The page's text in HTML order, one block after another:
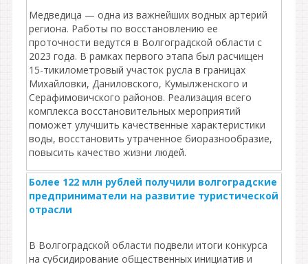
Медведица — одна из важнейших водных артерий
региона. Работы по восстановлению ее
проточности ведутся в Волгоградской области с
2023 года. В рамках первого этапа был расчищен
15-тикилометровый участок русла в границах
Михайловки, Даниловского, Кумылженского и
Серафимовичского районов. Реализация всего
комплекса восстановительных мероприятий
поможет улучшить качественные характеристики
воды, восстановить утраченное биоразнообразие,
повысить качество жизни людей.
Более 122 млн рублей получили волгоградские
предприниматели на развитие туристической
отрасли
В Волгоградской области подвели итоги конкурса
на субсидирование общественных инициатив и